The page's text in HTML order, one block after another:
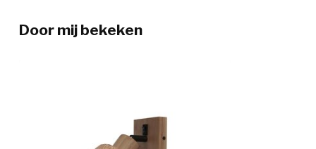
Door mij bekeken